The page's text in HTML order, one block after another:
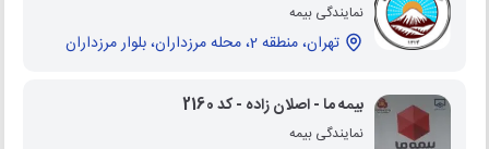
نمایندگی بیمه
تهران، منطقه 2، محله مرزداران، بلوار مرزداران
بیمه ما - اصلان زاده - کد 2160
نمایندگی بیمه